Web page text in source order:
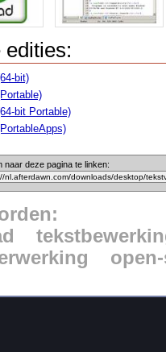
edities:
bit)
bit Portable)
naar deze pagina te linken: